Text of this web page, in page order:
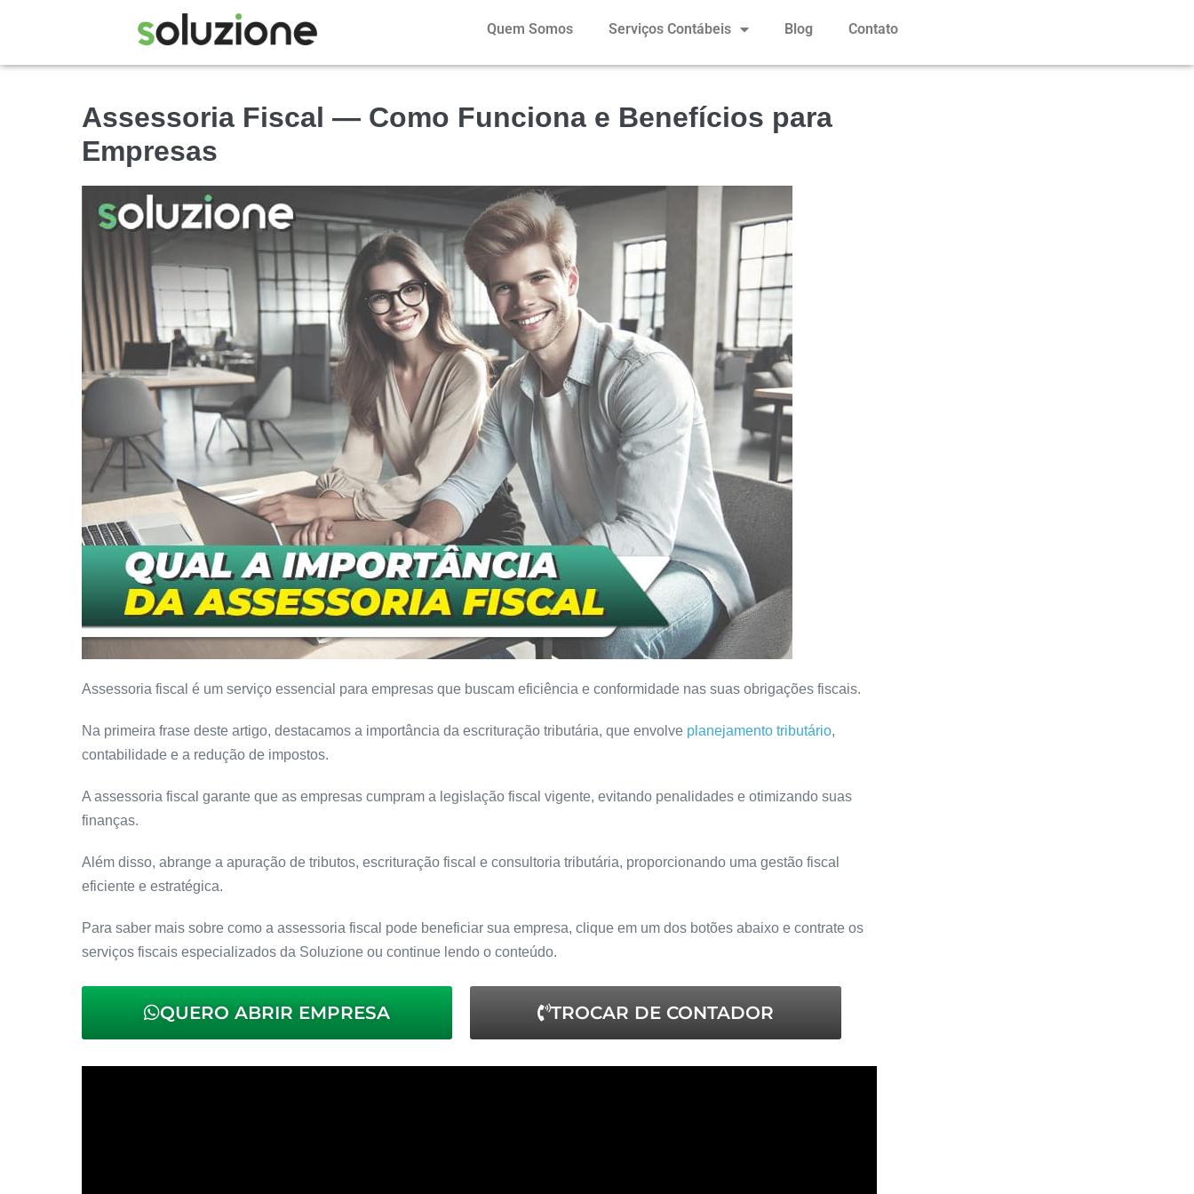
Quem Somos Serviços Contábeis Blog Contato
Assessoria Fiscal — Como Funciona e Benefícios para
Empresas
Assessoria fiscal é um serviço essencial para empresas que buscam eficiência e conformidade nas suas obrigações fiscais.
Na primeira frase deste artigo, destacamos a importância da escrituração tributária, que envolve planejamento tributário,
contabilidade e a redução de impostos.
A assessoria fiscal garante que as empresas cumpram a legislação fiscal vigente, evitando penalidades e otimizando suas
finanças.
Além disso, abrange a apuração de tributos, escrituração fiscal e consultoria tributária, proporcionando uma gestão fiscal
eficiente e estratégica.
Para saber mais sobre como a assessoria fiscal pode beneficiar sua empresa, clique em um dos botões abaixo e contrate os
serviços fiscais especializados da Soluzione ou continue lendo o conteúdo.
QUERO ABRIR EMPRESA TROCAR DE CONTADOR